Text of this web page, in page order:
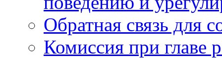
Обратная связь для
Комиссия при главе